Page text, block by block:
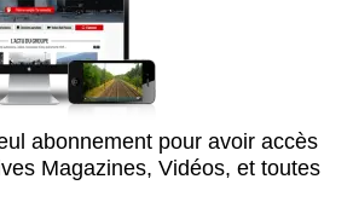
abonnement pour avoir accès
Magazines, Vidéos, et toutes